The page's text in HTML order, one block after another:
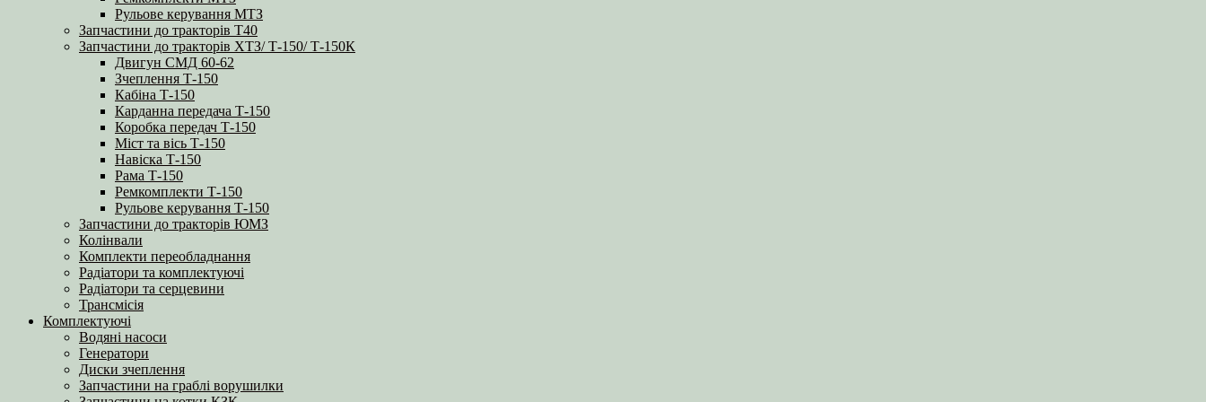
Рульове керування МТЗ
Запчастини до тракторів Т40
Запчастини до тракторів ХТЗ/ Т-150/ Т-150К
Двигун СМД 60-62
Зчеплення Т-150
Кабіна Т-150
Карданна передача Т-150
Коробка передач Т-150
Міст та вісь Т-150
Навіска Т-150
Рама Т-150
Ремкомплекти Т-150
Рульове керування Т-150
Запчастини до тракторів ЮМЗ
Колінвали
Комплекти переобладнання
Радіатори та комплектуючі
Радіатори та серцевини
Трансмісія
Комплектуючі
Водяні насоси
Генератори
Диски зчеплення
Запчастини на граблі ворушилки